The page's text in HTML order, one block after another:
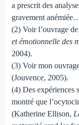
a prescrit des
gravement
(2) Voir l’ouvrage
et émotionnelle des
2004).
(3) Voir mon
(Jouvence, 2005).
(4) Des expériences
montré que
(Katherine Ellison,